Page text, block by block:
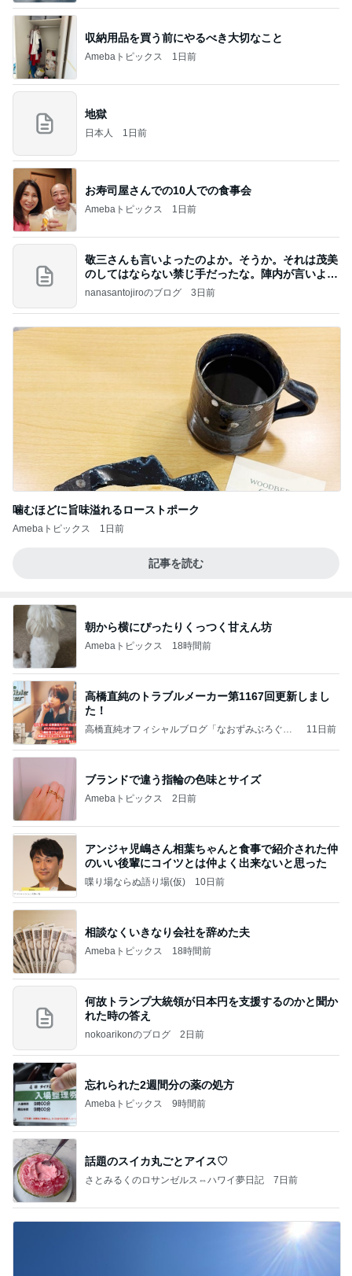
収納用品を買う前にやるべき大切なこと
Amebaトピックス 1日前
地獄
日本人 1日前
お寿司屋さんでの10人での食事会
Amebaトピックス 1日前
敬三さんも言いよったのよか。そうか。それは茂美
のしてはならない禁じ手だったな。陣内が言いよる
のよ
nanasantojiroのブログ 3日前
噛むほどに旨味溢れるローストポーク
Amebaトピックス 1日前
記事を読む
朝から横にぴったりくっつく甘えん坊
Amebaトピックス 18時間前
高橋直純のトラブルメーカー第1167回更新しまし
た！
高橋直純オフィシャルブログ「なおずみぶろぐ」
11日前
ブランドで違う指輪の色味とサイズ
Amebaトピックス 2日前
アンジャ児嶋さん相葉ちゃんと食事で紹介された仲
のいい後輩にコイツとは仲よく出来ないと思った
喋り場ならぬ語り場(仮) 10日前
相談なくいきなり会社を辞めた夫
Amebaトピックス 18時間前
何故トランプ大統領が日本円を支援するのかと聞か
れた時の答え
nokoarikonのブログ 2日前
忘れられた2週間分の薬の処方
Amebaトピックス 9時間前
話題のスイカ丸ごとアイス♡
さとみるくのロサンゼルス⇔ハワイ夢日記 7日前